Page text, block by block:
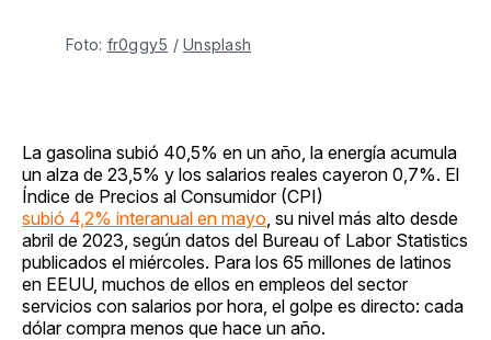
Foto: fr0ggy5 / Unsplash
La gasolina subió 40,5% en un año, la energía acumula
un alza de 23,5% y los salarios reales cayeron 0,7%. El
Índice de Precios al Consumidor (CPI)
subió 4,2% interanual en mayo , su nivel más alto desde
abril de 2023, según datos del Bureau of Labor Statistics
publicados el miércoles. Para los 65 millones de latinos
en EEUU, muchos de ellos en empleos del sector
servicios con salarios por hora, el golpe es directo: cada
dólar compra menos que hace un año.